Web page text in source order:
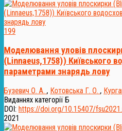
199
Моделювання уловів
(Linnaeus,1758)) Київського
параметрами знарядь лову
Бузевич О. А. , Котовська Г. О. ,
Виданнях категорії Б
DOI: https://doi.org/10.15407/
2021